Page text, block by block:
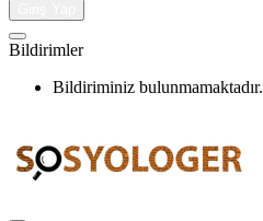
Bildirimler
Bildiriminiz bulunmamaktadır.